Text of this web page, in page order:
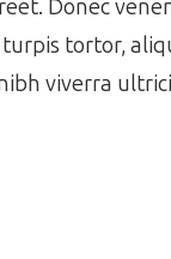
Donec
tortor,
viverra